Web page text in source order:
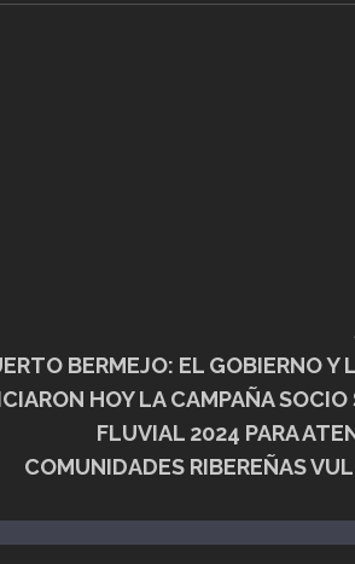
BERMEJO: EL GOBIERNO Y
HOY LA CAMPAÑA
FLUVIAL 2024 PARA
COMUNIDADES RIBEREÑAS